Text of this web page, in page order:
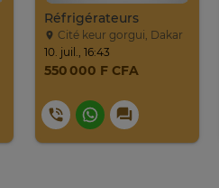
Réfrigérateurs
Cité keur gorgui, Dakar
10. juil., 16:43
550 000 F CFA